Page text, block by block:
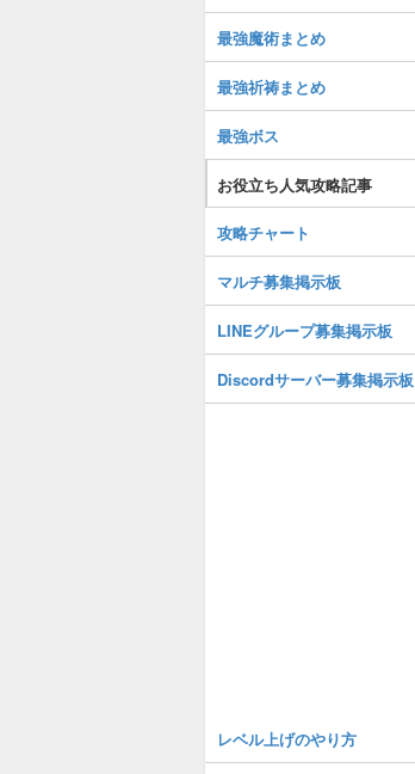
最強魔術まとめ
最強祈祷まとめ
最強ボス
お役立ち人気攻略記事
攻略チャート
マルチ募集掲示板
LINEグループ募集掲示板
Discordサーバー募集掲示板
レベル上げのやり方